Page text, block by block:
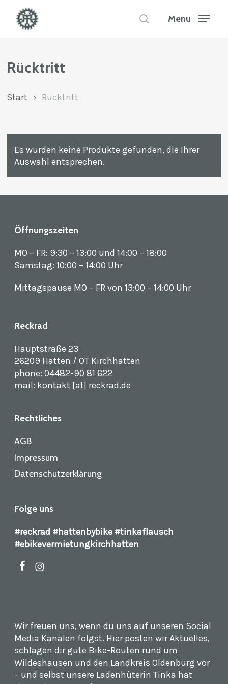
main
searchMenu
Rücktritt
Start Rücktritt
Es wurden keine Produkte gefunden, die Ihrer
Auswahl entsprechen.
Öffnungszeiten
MO – FR: 9:30 – 13:00 und 14:00 – 18:00
Samstag: 10:00 – 14:00 Uhr
Mittagspause MO – FR von 13:00 – 14:00 Uhr
Reckrad
Hauptstraße 23
26209 Hatten / OT Kirchhatten
phone: 04482-90 81 622
mail: kontakt [at] reckrad.de
Rechtliches
AGB
Impressum
Datenschutzerklärung
Folge uns
#reckrad #hattenbybike #tinkaflausch
#ebikevermietungkirchhatten
facebookinstagram
Wir freuen uns, wenn du uns auf unseren Social
Media Kanälen folgst. Hier posten wir Aktuelles,
schlagen dir gute Bike-Routen rund um
Wildeshausen und den Landkreis Oldenburg vor
– und selbst unsere Ladenhüterin Tinka hat